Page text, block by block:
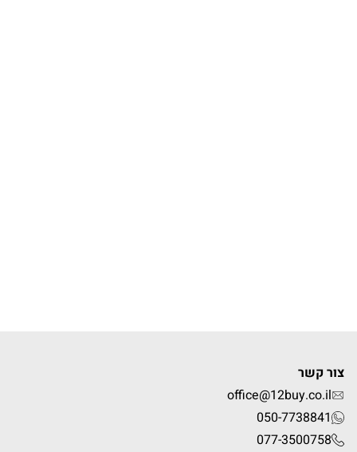
צור קשר
office@12buy.co.il
050-7738841
077-3500758